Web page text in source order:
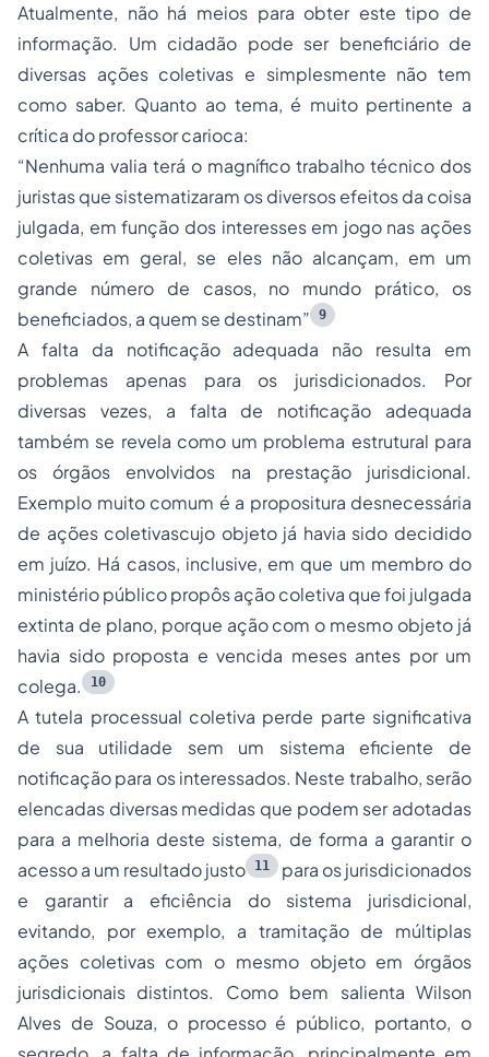
Atualmente, não há meios para obter este tipo de
informação. Um cidadão pode ser beneficiário de
diversas ações coletivas e simplesmente não tem
como saber. Quanto ao tema, é muito pertinente a
crítica do professor carioca:
“Nenhuma valia terá o magnífico trabalho técnico dos
juristas que sistematizaram os diversos efeitos da coisa
julgada, em função dos interesses em jogo nas ações
coletivas em geral, se eles não alcançam, em um
grande número de casos, no mundo prático, os
beneficiados, a quem se destinam”
9
A falta da notificação adequada não resulta em
problemas apenas para os jurisdicionados. Por
diversas vezes, a falta de notificação adequada
também se revela como um problema estrutural para
os órgãos envolvidos na prestação jurisdicional.
Exemplo muito comum é a propositura desnecessária
de ações coletivascujo objeto já havia sido decidido
em juízo. Há casos, inclusive, em que um membro do
ministério público propôs ação coletiva que foi julgada
extinta de plano, porque ação com o mesmo objeto já
havia sido proposta e vencida meses antes por um
colega.
10
A tutela processual coletiva perde parte significativa
de sua utilidade sem um sistema eficiente de
notificação para os interessados. Neste trabalho, serão
elencadas diversas medidas que podem ser adotadas
para a melhoria deste sistema, de forma a garantir o
acesso a um resultado justo
11
para os jurisdicionados
e garantir a eficiência do sistema jurisdicional,
evitando, por exemplo, a tramitação de múltiplas
ações coletivas com o mesmo objeto em órgãos
jurisdicionais distintos. Como bem salienta Wilson
Alves de Souza, o processo é público, portanto, o